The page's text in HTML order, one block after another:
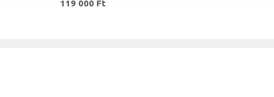
119 000 Ft